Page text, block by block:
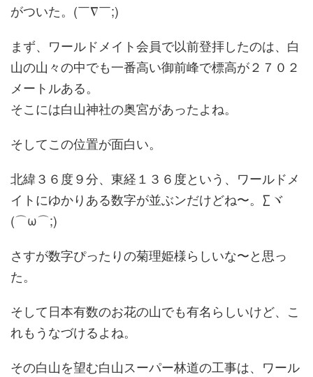
がついた。(￣∇￣;)
まず、ワールドメイト会員で以前登拝したのは、白
山の山々の中でも一番高い御前峰で標高が２７０２
メートルある。
そこには白山神社の奥宮があったよね。
そしてこの位置が面白い。
北緯３６度９分、東経１３６度という、ワールドメ
イトにゆかりある数字が並ぶンだけどね〜。∑ヾ
(⌒ω⌒;)
さすが数字ぴったりの菊理姫様らしいな〜と思っ
た。
そして日本有数のお花の山でも有名らしいけど、こ
れもうなづけるよね。
その白山を望む白山スーパー林道の工事は、ワール